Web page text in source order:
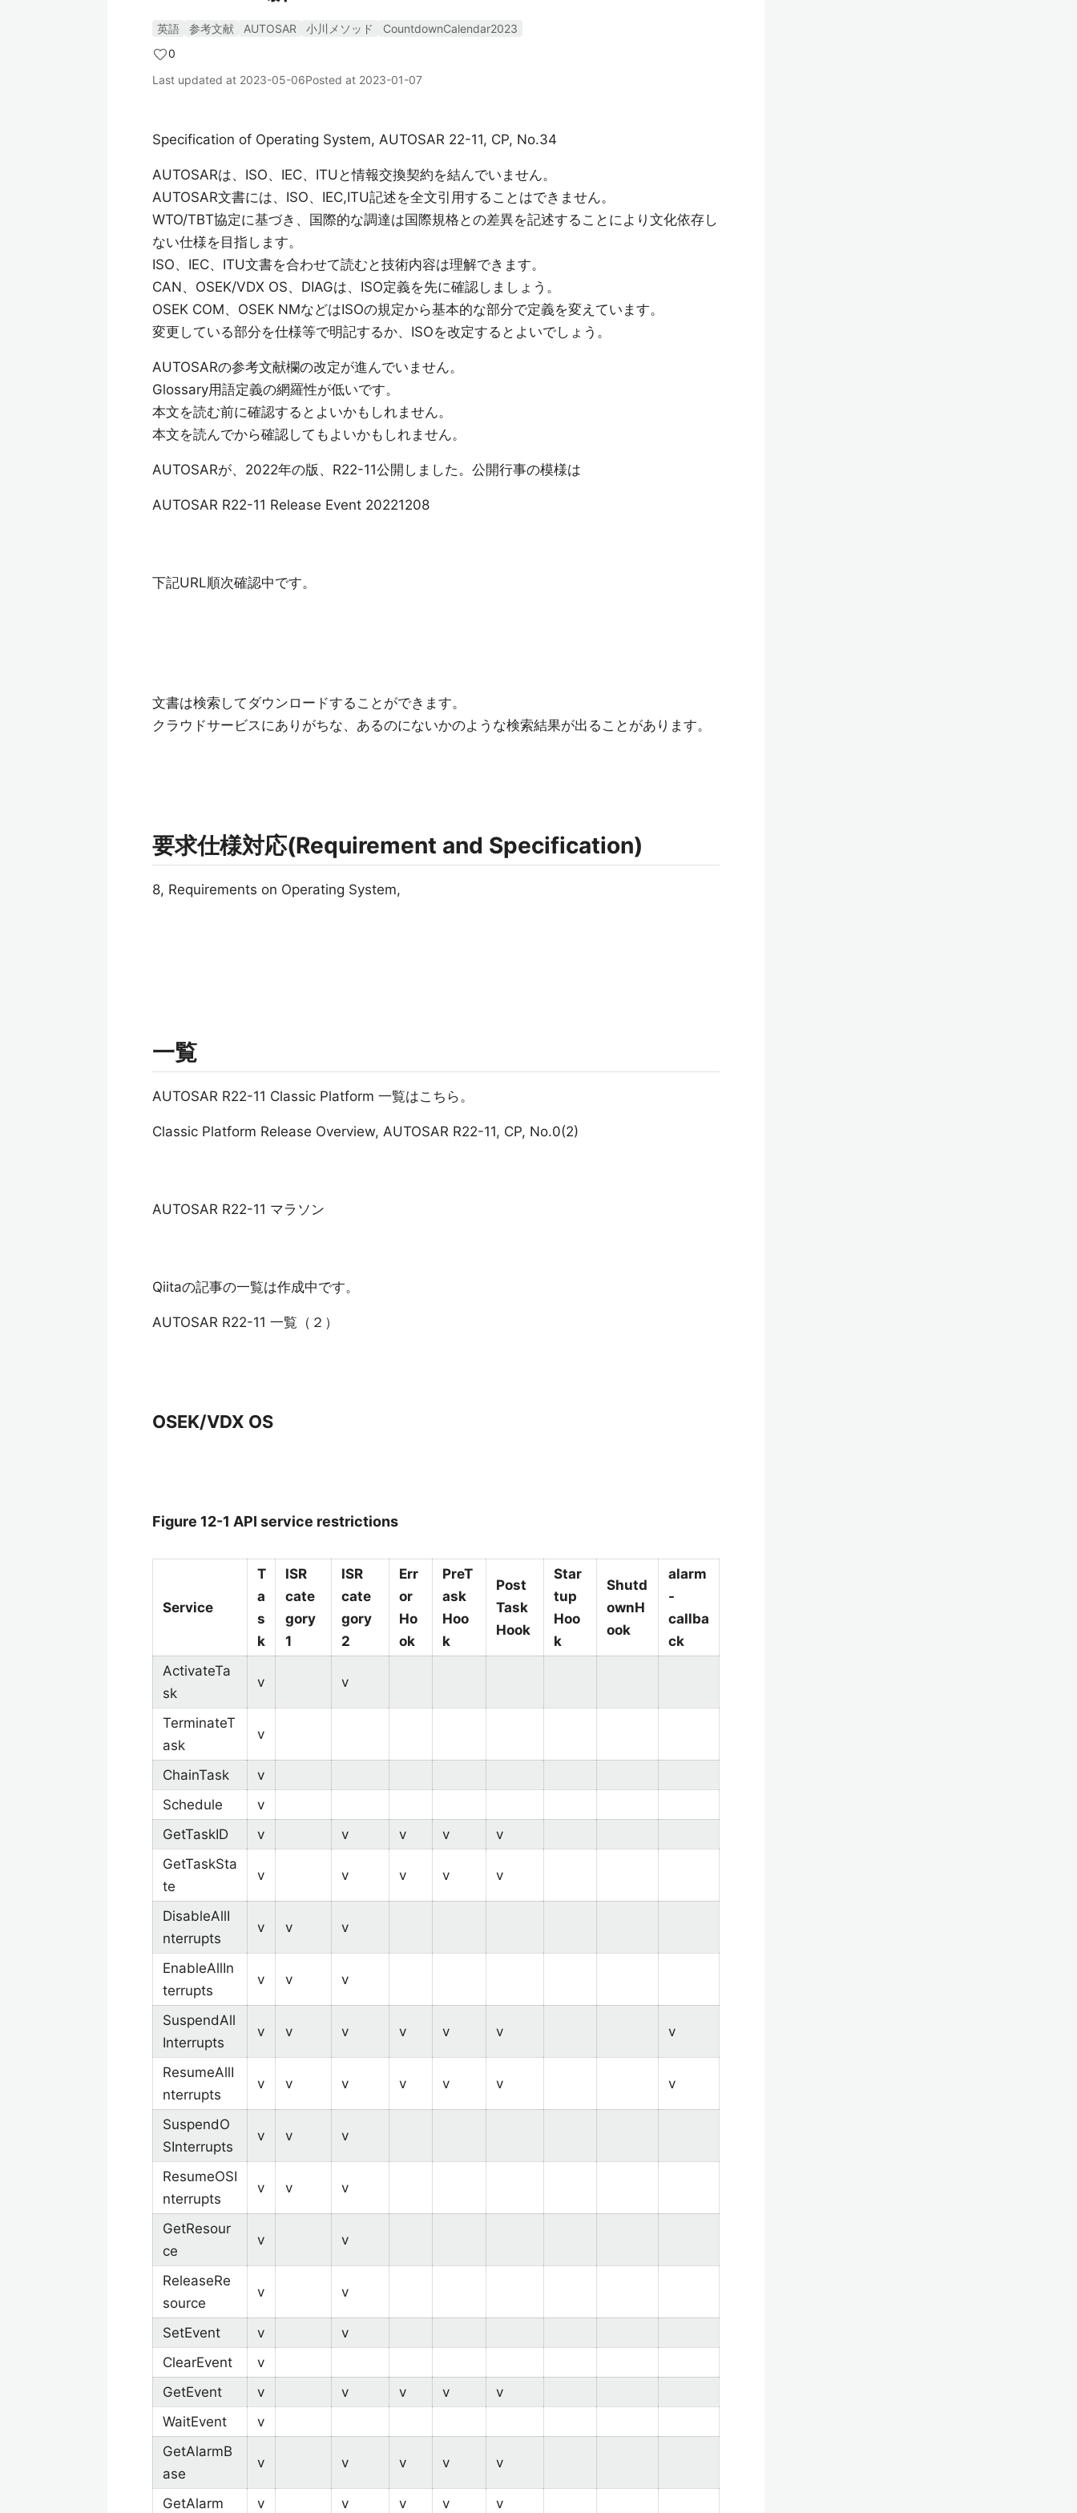
英語 参考文献 AUTOSAR 小川メソッド
CountdownCalendar2023
0
Last updated at 2023-05-06Posted at 2023-01-07
Specification of Operating System, AUTOSAR 22-11, CP, No.34
AUTOSARは、ISO、IEC、ITUと情報交換契約を結んでいません。
AUTOSAR文書には、ISO、IEC,ITU記述を全文引用することはできません。
WTO/TBT協定に基づき、国際的な調達は国際規格との差異を記述することにより文化依存し
ない仕様を目指します。
ISO、IEC、ITU文書を合わせて読むと技術内容は理解できます。
CAN、OSEK/VDX OS、DIAGは、ISO定義を先に確認しましょう。
OSEK COM、OSEK NMなどはISOの規定から基本的な部分で定義を変えています。
変更している部分を仕様等で明記するか、ISOを改定するとよいでしょう。
AUTOSARの参考文献欄の改定が進んでいません。
Glossary用語定義の網羅性が低いです。
本文を読む前に確認するとよいかもしれません。
本文を読んでから確認してもよいかもしれません。
AUTOSARが、2022年の版、R22-11公開しました。公開行事の模様は
AUTOSAR R22-11 Release Event 20221208
下記URL順次確認中です。
文書は検索してダウンロードすることができます。
クラウドサービスにありがちな、あるのにないかのような検索結果が出ることがあります。
要求仕様対応(Requirement and Specification)
8, Requirements on Operating System,
一覧
AUTOSAR R22-11 Classic Platform 一覧はこちら。
Classic Platform Release Overview, AUTOSAR R22-11, CP, No.0(2)
AUTOSAR R22-11 マラソン
Qiitaの記事の一覧は作成中です。
AUTOSAR R22-11 一覧（２）
OSEK/VDX OS
Figure 12-1 API service restrictions
Service
T
a
s
k
ISR
cate
gory
1
ISR
cate
gory
2
Err
or
Ho
ok
PreT
ask
Hoo
k
Post
Task
Hook
Star
tup
Hoo
k
Shutd
ownH
ook
alarm
-
callba
ck
ActivateTa
sk
v v
TerminateT
ask
v
ChainTask
v
Schedule
v
GetTaskID
v v v v
v
GetTaskSta
te
v v v v v
DisableAllI
nterrupts
v v v
EnableAllIn
terrupts
v v v
SuspendAll
Interrupts
v v v v v v v
ResumeAllI
nterrupts
v v v v v v v
SuspendO
SInterrupts
v v v
ResumeOSI
nterrupts
v v v
GetResour
ce
v v
ReleaseRe
source
v v
SetEvent v
v
ClearEvent
v
GetEvent
v v v v
v
WaitEvent
v
GetAlarmB
ase
v v v v v
GetAlarm v v v v v